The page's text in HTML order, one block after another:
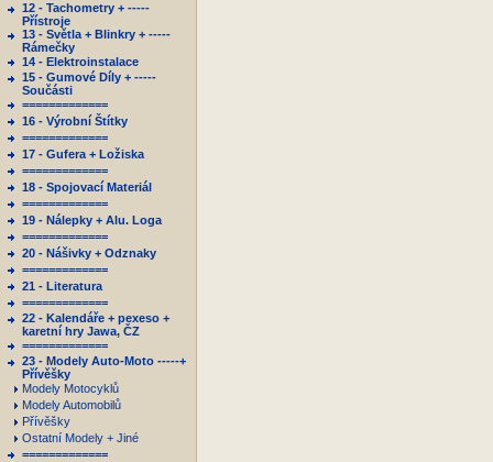
12 - Tachometry + -----
Přístroje
13 - Světla + Blinkry + -----
Rámečky
14 - Elektroinstalace
15 - Gumové Díly + -----
Součásti
=============
16 - Výrobní Štítky
=============
17 - Gufera + Ložiska
=============
18 - Spojovací Materiál
=============
19 - Nálepky + Alu. Loga
=============
20 - Nášivky + Odznaky
=============
21 - Literatura
=============
22 - Kalendáře + pexeso +
karetní hry Jawa, ČZ
=============
23 - Modely Auto-Moto -----+
Přívěšky
Modely Motocyklů
Modely Automobilů
Přívěšky
Ostatní Modely + Jiné
=============